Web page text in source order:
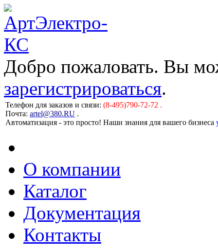
Добро пожаловать. Вы
зарегистрироваться.
Телефон для заказов и связи: (8-495)790-72-72 .
Почта: artel@380.RU .
Автоматизация - это просто! Наши знания для вашего бизнеса
О компании
Каталог
Документация
Контакты